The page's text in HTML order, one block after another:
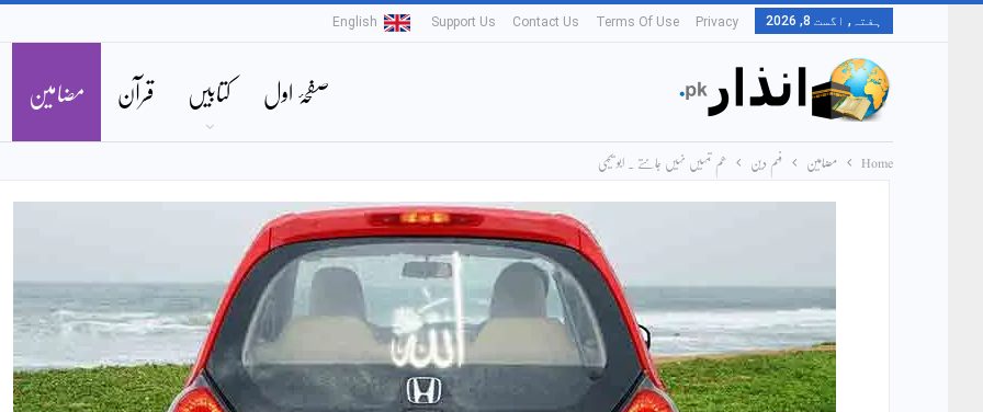
ہفتہ, اگست 8, 2026 Privacy
Terms Of Use
Contact Us
Support Us
English
صفحۂ اول کتابیں قرآن مضامین
Home مضامین فہم دین ھم تمہیں نہیں جانتے ۔ ابو یحیی